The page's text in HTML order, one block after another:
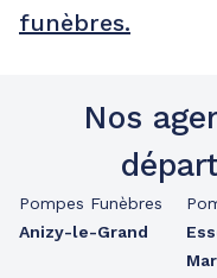
funèbres.
Nos
Pompes Funèbres
Anizy-le-Grand